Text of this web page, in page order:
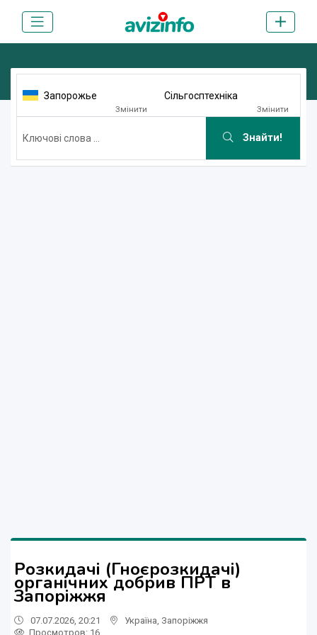
Запорожье
Змінити
Сільгосптехніка
Змінити
Знайти!
Розкидачі (Гноєрозкидачі)
органічних добрив ПРТ в
Запоріжжя
07.07.2026, 20:21 Україна Запоріжжя
Просмотров: 16